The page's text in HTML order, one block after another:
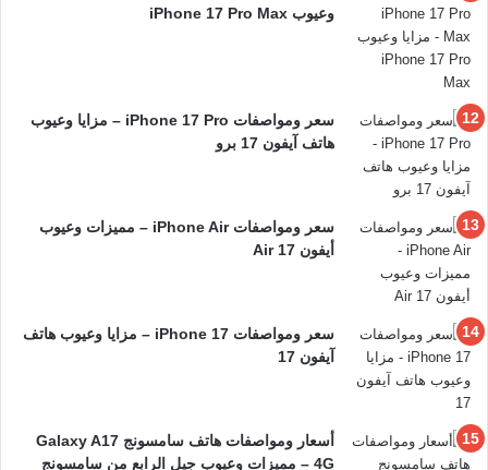
وعيوب iPhone 17 Pro Max
سعر ومواصفات iPhone 17 Pro – مزايا وعيوب
هاتف آيفون 17 برو
سعر ومواصفات iPhone Air – مميزات وعيوب
أيفون 17 Air
سعر ومواصفات iPhone 17 – مزايا وعيوب هاتف
آيفون 17
أسعار ومواصفات هاتف سامسونج Galaxy A17
4G – مميزات وعيوب جيل الرابع من سامسونج